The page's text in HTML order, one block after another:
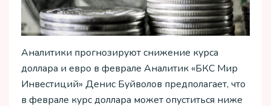
Аналитики прогнозируют снижение курса
доллара и евро в феврале Аналитик «БКС Мир
Инвестиций» Денис Буйволов предполагает, что
в феврале курс доллара может опуститься ниже